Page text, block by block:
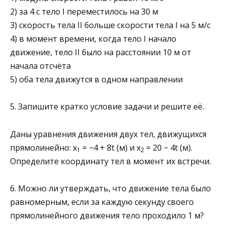
2) за 4 с тело I переместилось на 30 м
3) скорость тела II больше скорости тела I на 5 м/с
4) в момент времени, когда тело I начало
движение, тело II было на расстоянии 10 м от
начала от­счёта
5) оба тела движутся в одном направлении
5. Запишите кратко условие задачи и решите её.
Даны уравнения движения двух тел, движущихся
прямолинейно: х1 = −4 + 8t (м) и х2 = 20 − 4t (м).
Определите координату тел в момент их встречи.
6. Можно ли утверждать, что движение тела было
равномерным, если за каждую секунду своего
прямо­линейного движения тело проходило 1 м?